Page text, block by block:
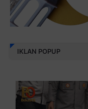
IKLAN POPUP